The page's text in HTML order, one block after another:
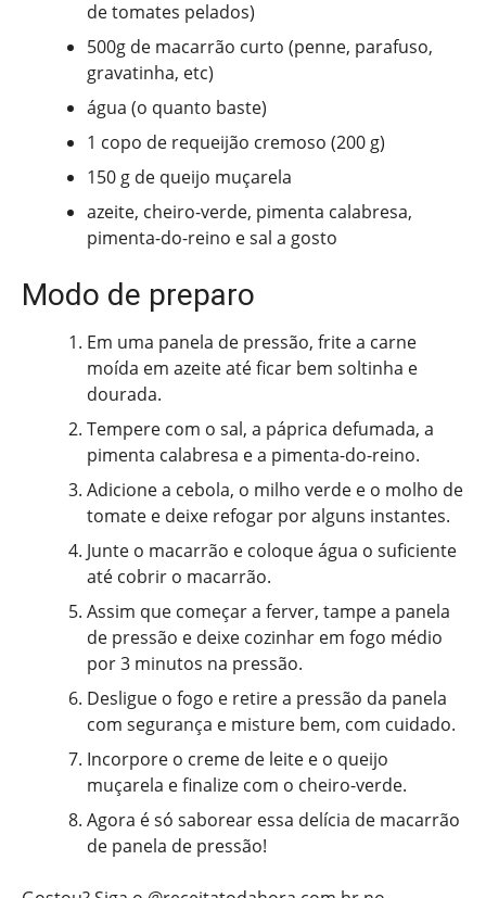
de tomates pelados)
500g de macarrão curto (penne, parafuso,
gravatinha, etc)
água (o quanto baste)
1 copo de requeijão cremoso (200 g)
150 g de queijo muçarela
azeite, cheiro-verde, pimenta calabresa,
pimenta-do-reino e sal a gosto
Modo de preparo
Em uma panela de pressão, frite a carne
moída em azeite até ficar bem soltinha e
dourada.
Tempere com o sal, a páprica defumada, a
pimenta calabresa e a pimenta-do-reino.
Adicione a cebola, o milho verde e o molho de
tomate e deixe refogar por alguns instantes.
Junte o macarrão e coloque água o suficiente
até cobrir o macarrão.
Assim que começar a ferver, tampe a panela
de pressão e deixe cozinhar em fogo médio
por 3 minutos na pressão.
Desligue o fogo e retire a pressão da panela
com segurança e misture bem, com cuidado.
Incorpore o creme de leite e o queijo
muçarela e finalize com o cheiro-verde.
Agora é só saborear essa delícia de macarrão
de panela de pressão!